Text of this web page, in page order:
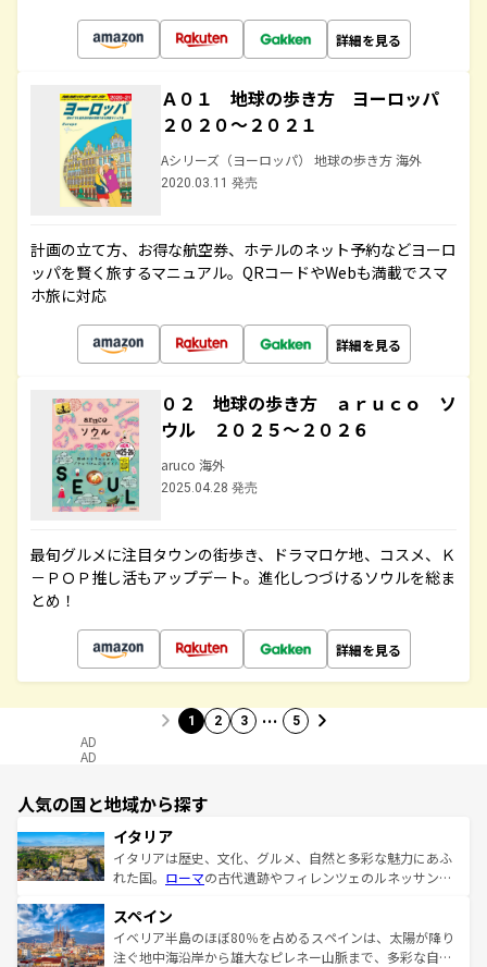
詳細を見る
Ａ０１ 地球の歩き方 ヨーロッパ
２０２０～２０２１
Aシリーズ（ヨーロッパ） 地球の歩き方 海外
2020.03.11 発売
計画の立て方、お得な航空券、ホテルのネット予約などヨーロ
ッパを賢く旅するマニュアル。QRコードやWebも満載でスマ
ホ旅に対応
詳細を見る
０２ 地球の歩き方 ａｒｕｃｏ ソ
ウル ２０２５～２０２６
aruco 海外
2025.04.28 発売
最旬グルメに注目タウンの街歩き、ドラマロケ地、コスメ、Ｋ
－ＰＯＰ推し活もアップデート。進化しつづけるソウルを総ま
とめ！
詳細を見る
1 2 3 … 5
AD
AD
人気の国と地域から探す
イタリア
イタリアは歴史、文化、グルメ、自然と多彩な魅力にあふ
れた国。 ローマの古代遺跡やフィレンツェのルネッサンス
ろん、トスカーナの美しい田園風景やアマルフィ海岸の絶
景など、自然景観も見逃せない。観光の合間には、本場の
ピザやパスタなど、絶品のイタリア料理を堪能することも
スペイン
イベリア半島のほぼ80％を占めるスペインは、太陽が降り
注ぐ地中海沿岸から雄大なピレネー山脈まで、多彩な自然